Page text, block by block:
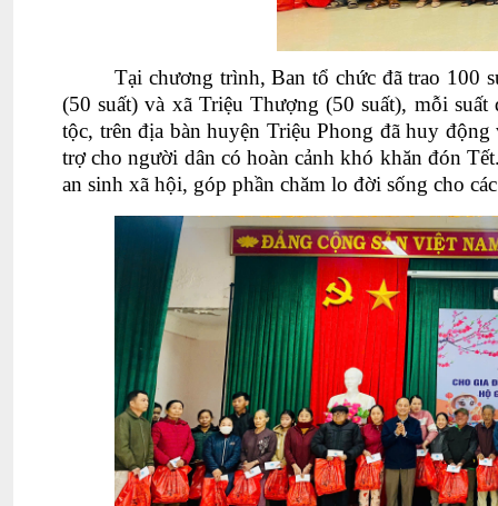
Tại chương trình, Ban tổ chức đã trao 100
(50 suất) và xã Triệu Thượng (50 suất), mỗi
tộc, trên địa bàn huyện Triệu Phong đã huy
trợ cho người dân có hoàn cảnh khó khăn đón
an sinh xã hội, góp phần chăm lo đời sống cho